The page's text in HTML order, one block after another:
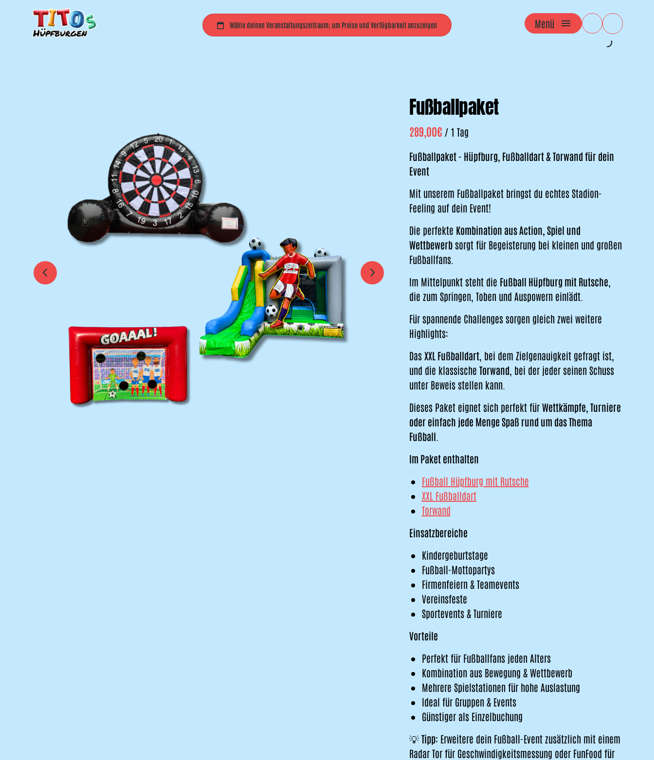
Menü
Fußballpaket
/
Fußballpaket - Hüpfburg, Fußballdart & Torwand für dein
Event
Mit unserem Fußballpaket bringst du echtes Stadion-
Feeling auf dein Event!
Die perfekte Kombination aus Action, Spiel und
Wettbewerbsorgt für Begeisterung bei kleinen und großen
Fußballfans.
Im Mittelpunkt steht die Fußball Hüpfburg mit Rutsche
die zum Springen, Toben und Auspowern einlädt.
Für spannende Challenges sorgen gleich zwei weitere
Highlights:
DasXXL Fußballdart, bei dem Zielgenauigkeit gefragt ist,
und die klassische Torwand , bei der jeder seinen Schuss
unter Beweis stellen kann.
Dieses Paket eignet sich perfekt fürWettkämpfe, Turniere
oder einfach jede Menge Spaß rund um das Thema
Fußball
Im Paket enthalten
Fußball Hüpfburg mit Rutsche
XXL Fußballdart
Torwand
Einsatzbereiche
Kindergeburtstage
Fußball-Mottopartys
Firmenfeiern & Teamevents
Vereinsfeste
Sportevents & Turniere
Vorteile
Perfekt für Fußballfans jeden Alters
Kombination aus Bewegung & Wettbewerb
Mehrere Spielstationen für hohe Auslastung
Ideal für Gruppen & Events
Günstiger als Einzelbuchung
💡Tipp: Erweitere dein Fußball-Event zusätzlich mit einem
Radar Tor für Geschwindigkeitsmessung oder FunFood für